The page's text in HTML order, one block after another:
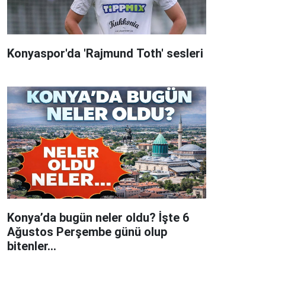
Konyaspor'da 'Rajmund Toth' sesleri
Konya’da bugün neler oldu? İşte 6
Ağustos Perşembe günü olup
bitenler…